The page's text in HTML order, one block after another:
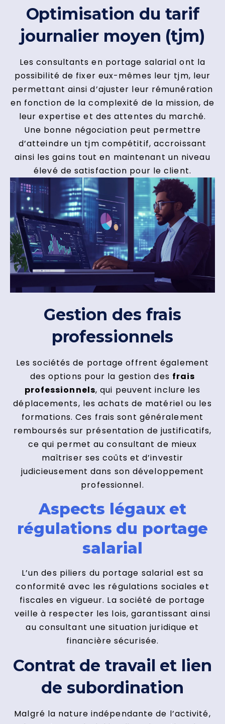
Optimisation du tarif
journalier moyen (tjm)
Les consultants en portage salarial ont la
possibilité de fixer eux-mêmes leur tjm, leur
permettant ainsi d’ajuster leur rémunération
en fonction de la complexité de la mission, de
leur expertise et des attentes du marché.
Une bonne négociation peut permettre
d’atteindre un tjm compétitif, accroissant
ainsi les gains tout en maintenant un niveau
élevé de satisfaction pour le client.
Gestion des frais
professionnels
Les sociétés de portage offrent également
des options pour la gestion des frais
professionnels, qui peuvent inclure les
déplacements, les achats de matériel ou les
formations. Ces frais sont généralement
remboursés sur présentation de justificatifs,
ce qui permet au consultant de mieux
maîtriser ses coûts et d’investir
judicieusement dans son développement
professionnel.
Aspects légaux et
régulations du portage
salarial
L’un des piliers du portage salarial est sa
conformité avec les régulations sociales et
fiscales en vigueur. La société de portage
veille à respecter les lois, garantissant ainsi
au consultant une situation juridique et
financière sécurisée.
Contrat de travail et lien
de subordination
Malgré la nature indépendante de l’activité,